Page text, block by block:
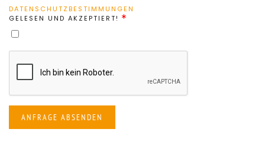
DATENSCHUTZBESTIMMUNGEN
GELESEN UND AKZEPTIERT!
ANFRAGE ABSENDEN